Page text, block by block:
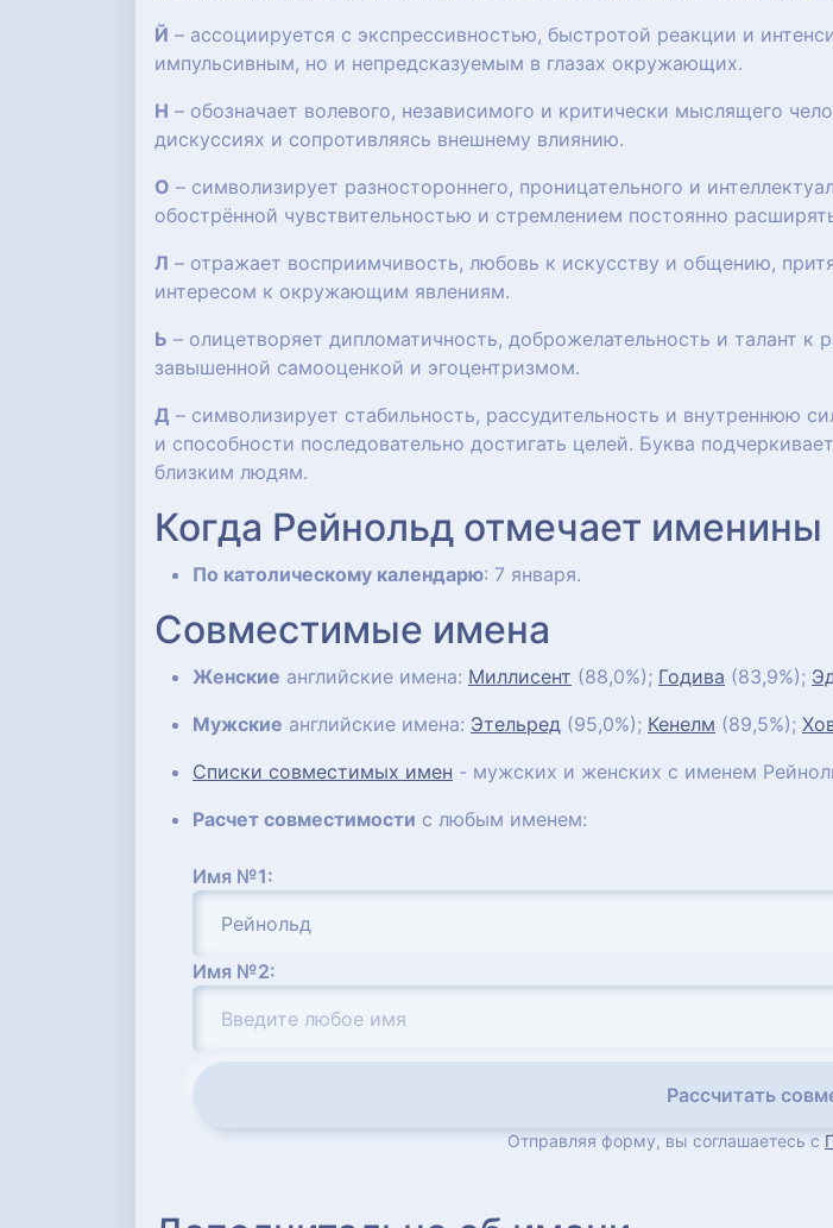
Й – ассоциируется с экспрессивностью, быстротой реакции и
импульсивным, но и непредсказуемым в глазах окружающих.
Н – обозначает волевого, независимого и критически мыслящего
дискуссиях и сопротивляясь внешнему влиянию.
О – символизирует разностороннего, проницательного и
обострённой чувствительностью и стремлением постоянно
Л – отражает восприимчивость, любовь к искусству и общению,
интересом к окружающим явлениям.
Ь – олицетворяет дипломатичность, доброжелательность и талант
завышенной самооценкой и эгоцентризмом.
Д – символизирует стабильность, рассудительность и внутреннюю
и способности последовательно достигать целей. Буква
близким людям.
Когда Рейнольд отмечает именины
По католическому календарю: 7 января.
Совместимые имена
Женские английские имена: Миллисент (88,0%); Годива (83,9%);
Мужские английские имена: Этельред (95,0%); Кенелм (89,5%);
Списки совместимых имен - мужских и женских с именем
Расчет совместимости с любым именем:
Имя №1:
Имя №2:
Рассчитать
Отправляя форму, вы соглашаетесь с